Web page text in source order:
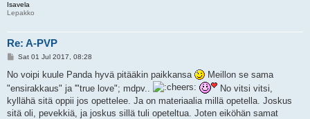
Isavela
Lepakko
Re: A-PVP
P
s
Sat 01 Jul 2017, 08:28
No voipi kuule Panda hyvä pitääkin paikkansa
Meillon se sama
"ensirakkaus" ja '"true love"; mdpv..
No vitsi vitsi,
kyllähä sitä oppii jos opettelee. Ja on materiaalia millä opetella. Joskus
sitä oli, pevekkiä, ja joskus sillä tuli opeteltua. Joten eiköhän samat